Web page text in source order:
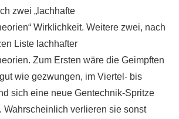
zwei „lachhafte
Wirklichkeit. Weitere zwei, nach
Liste lachhafter
Zum Ersten wäre die Geimpften
wie gezwungen, im Viertel- bis
sich eine neue Gentechnik-Spritze
Wahrscheinlich verlieren sie sonst